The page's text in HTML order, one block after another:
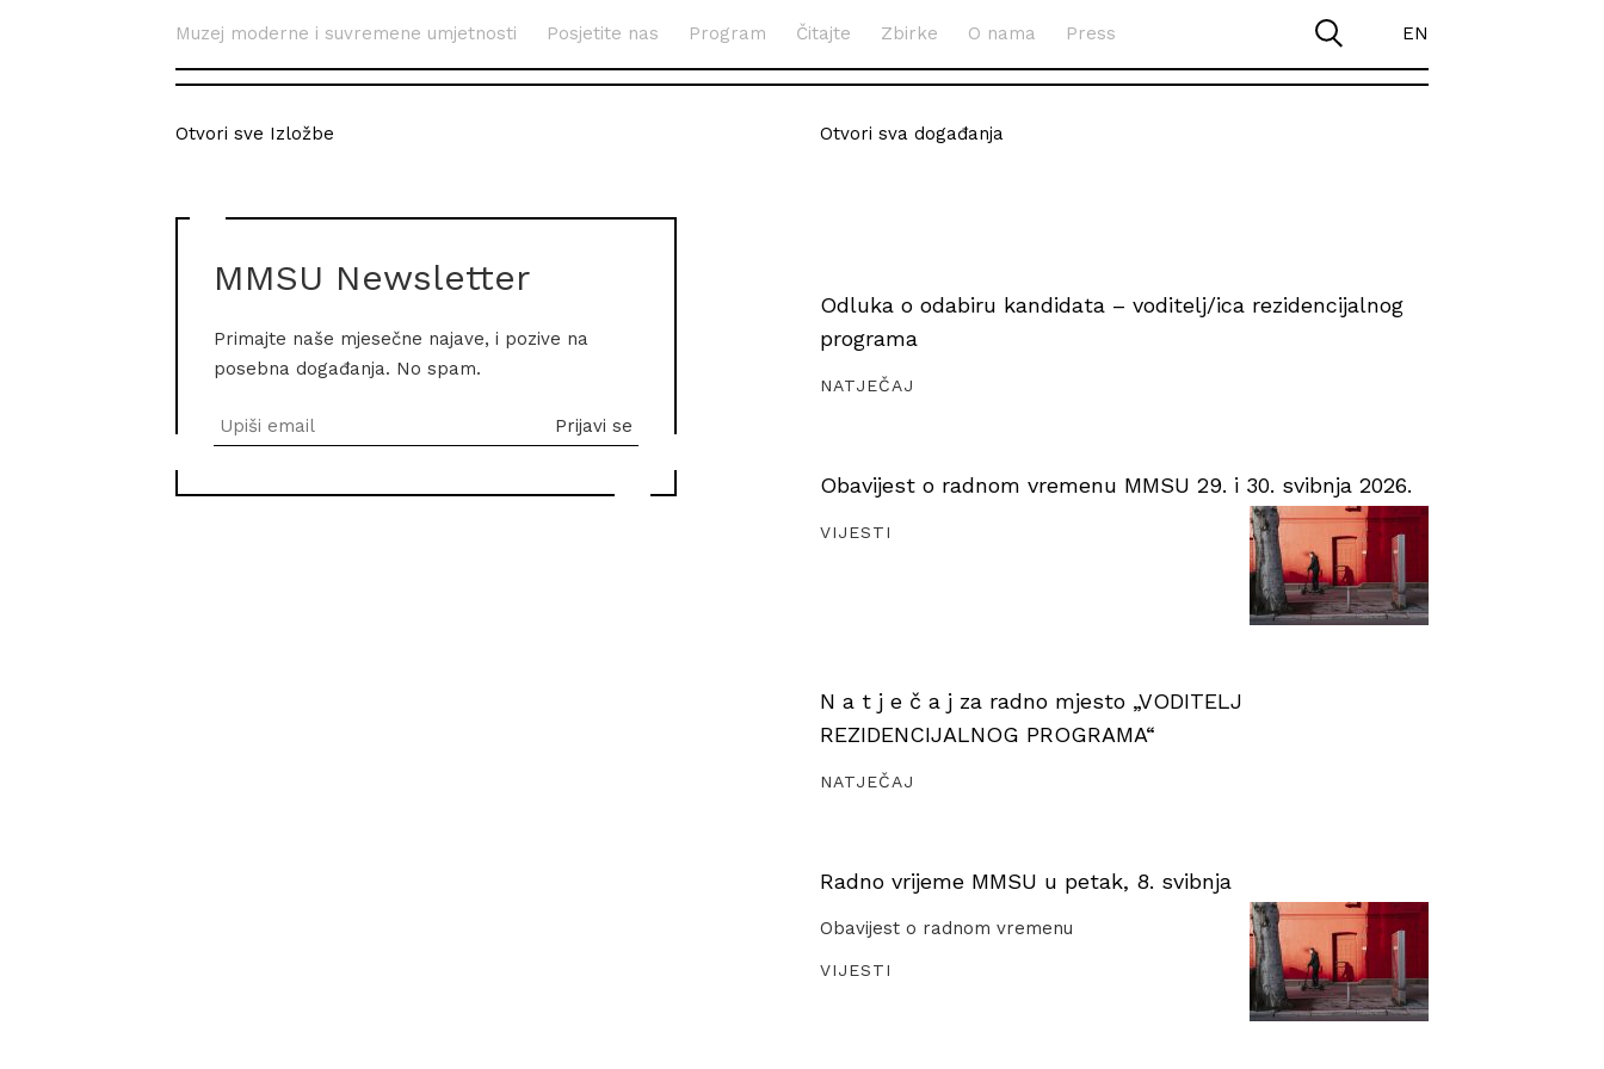
Muzej moderne i suvremene umjetnosti Posjetite nas Program Čitajte Zbirke O nama Press EN
Otvori sve Izložbe
MMSU Newsletter
Primajte naše mjesečne najave, i pozive na
posebna događanja. No spam.
Otvori sva događanja
Odluka o odabiru kandidata – voditelj/ica rezidencijalnog
programa
NATJEČAJ
Obavijest o radnom vremenu MMSU 29. i 30. svibnja 2026.
VIJESTI
N a t j e č a j za radno mjesto „VODITELJ
REZIDENCIJALNOG PROGRAMA“
NATJEČAJ
Radno vrijeme MMSU u petak, 8. svibnja
Obavijest o radnom vremenu
VIJESTI